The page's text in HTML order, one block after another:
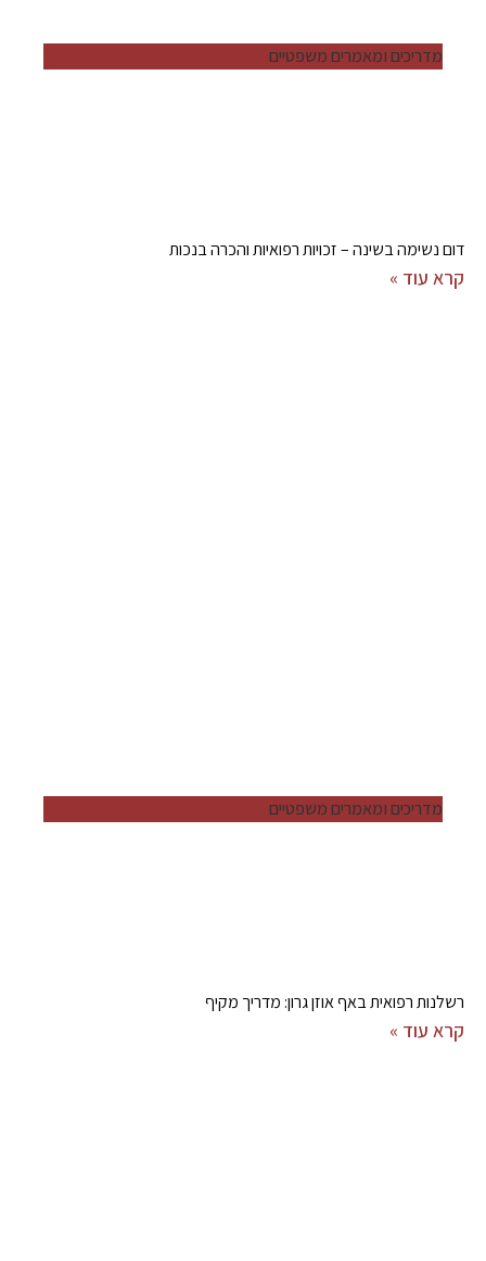
מדריכים ומאמרים משפטיים
דום נשימה בשינה – זכויות רפואיות והכרה בנכות
קרא עוד »
מדריכים ומאמרים משפטיים
רשלנות רפואית באף אוזן גרון: מדריך מקיף
קרא עוד »